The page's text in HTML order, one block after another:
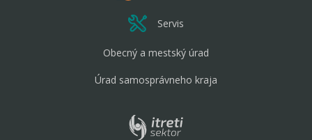
Servis
Obecný a mestský úrad
Úrad samosprávneho kraja